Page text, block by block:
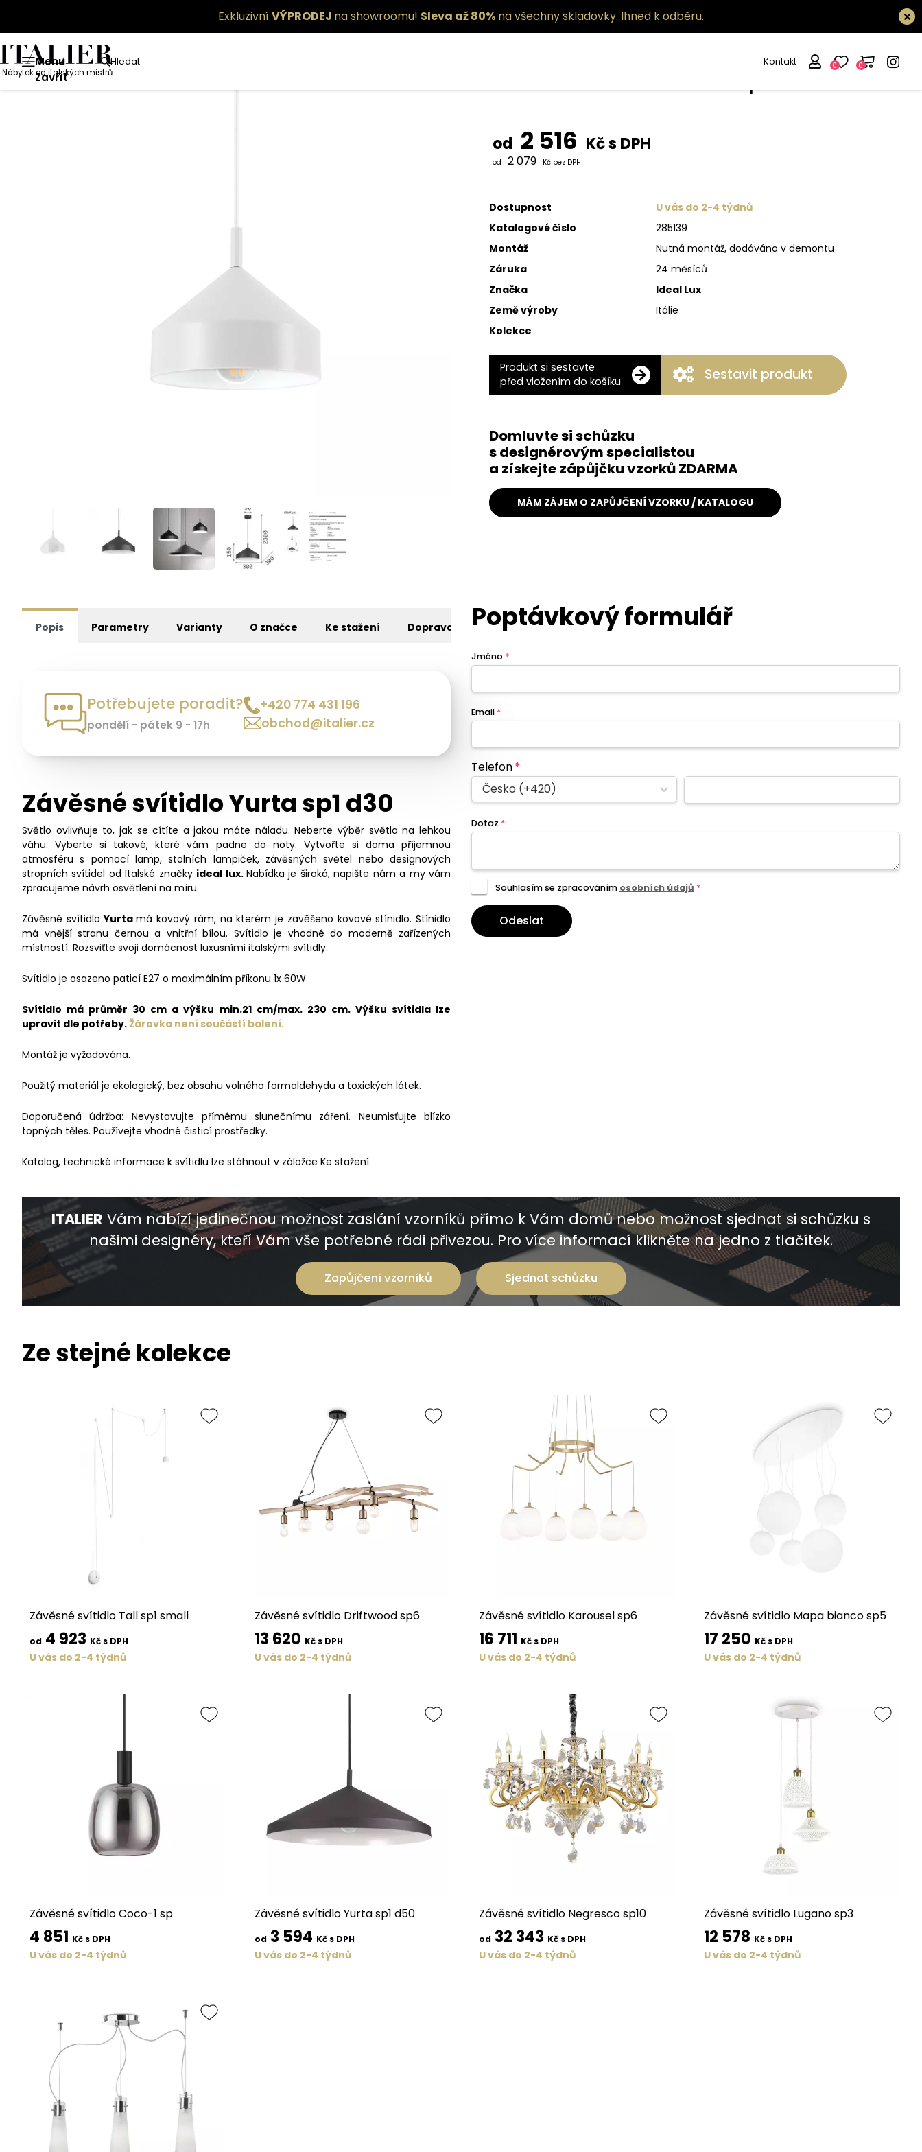
ExkluzivníVÝPRODEJ na showroomu! Sleva až 80% na všechny skladovky. Ihned k odběru.
Menu
Zavřít
Hledat
Nábytek od italských mistrů
Kontakt 0 0
od 2 516 Kč s DPH
od 2 079 Kč bez DPH
Dostupnost
U vás do 2-4 týdnů
Katalogové číslo
285139
Montáž
Nutná montáž, dodáváno v demontu
Záruka
24 měsíců
Značka
Ideal Lux
Země výroby
Itálie
Kolekce
Produkt si sestavte
před vložením do košíku
Sestavit produkt
Domluvte si schůzku
s designérovým specialistou
a získejte zápůjčku vzorků ZDARMA
MÁM ZÁJEM O ZAPŮJČENÍ VZORKU / KATALOGU
Popis Parametry Varianty O značce Ke stažení Doprava
Potřebujete poradit?
pondělí - pátek 9 - 17h
+420 774 431 196
obchod@italier.cz
Závěsné svítidlo Yurta sp1 d30
Světlo ovlivňuje to, jak se cítíte a jakou máte náladu. Neberte výběr světla na lehkou
váhu. Vyberte si takové, které vám padne do noty. Vytvořte si doma příjemnou
atmosféru s pomocí lamp, stolních lampiček, závěsných světel nebo designových
stropních svítidel od Italské značky ideal lux.Nabídka je široká, napište nám a my vám
zpracujeme návrh osvětlení na míru.
Závěsné svítidlo Yurtamá kovový rám, na kterém je zavěšeno kovové stínidlo. Stínidlo
má vnější stranu černou a vnitřní bílou. Svítidlo je vhodné do moderně zařízených
místností. Rozsviťte svoji domácnost luxusními italskými svítidly.
Svítidlo je osazeno paticí E27 o maximálním příkonu 1x 60W.
Svítidlo má průměr 30 cm a výšku min.21 cm/max. 230 cm. Výšku svítidla lze
upravit dle potřeby.Žárovka není součástí balení.
Montáž je vyžadována.
Použitý materiál je ekologický, bez obsahu volného formaldehydu a toxických látek.
Doporučená údržba: Nevystavujte přímému slunečnímu záření. Neumisťujte blízko
topných těles. Používejte vhodné čisticí prostředky.
Katalog, technické informace k svítidlu lze stáhnout v záložce Ke stažení.
Poptávkový formulář
Jméno *
Email *
Telefon*
Česko (+420)
Dotaz *
Souhlasím se zpracováním osobních údajů *
Odeslat
ITALIER Vám nabízí jedinečnou možnost zaslání vzorníků přímo k Vám domů nebo možnost sjednat si schůzku s
našimi designéry, kteří Vám vše potřebné rádi přivezou. Pro více informací klikněte na jedno z tlačítek.
Zapůjčení vzorníků Sjednat schůzku
Ze stejné kolekce
Závěsné svítidlo Tall sp1 small
od 4 923 Kč s DPH
U vás do 2-4 týdnů
Závěsné svítidlo Driftwood sp6
13 620 Kč s DPH
U vás do 2-4 týdnů
Závěsné svítidlo Karousel sp6
16 711 Kč s DPH
U vás do 2-4 týdnů
Závěsné svítidlo Mapa bianco sp5
17 250 Kč s DPH
U vás do 2-4 týdnů
Závěsné svítidlo Coco-1 sp
4 851 Kč s DPH
U vás do 2-4 týdnů
Závěsné svítidlo Yurta sp1 d50
od 3 594 Kč s DPH
U vás do 2-4 týdnů
Závěsné svítidlo Negresco sp10
od 32 343 Kč s DPH
U vás do 2-4 týdnů
Závěsné svítidlo Lugano sp3
12 578 Kč s DPH
U vás do 2-4 týdnů